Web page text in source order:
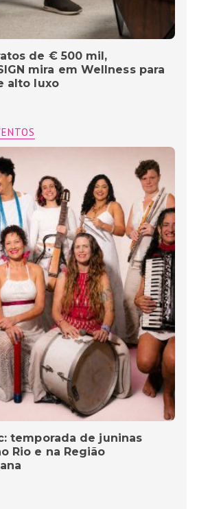
de € 500 mil,
mira em Wellness para
alto luxo
temporada de juninas
Rio e na Região